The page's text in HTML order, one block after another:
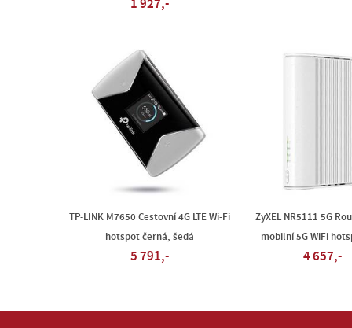
1 927,-
TP-LINK M7650 Cestovní 4G LTE Wi-Fi
hotspot černá, šedá
5 791,-
ZyXEL NR5111 5G
mobilní 5G WiFi
4 657,-